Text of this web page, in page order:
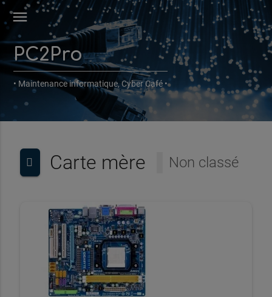
menu
PC2Pro
• Maintenance informatique, Cyber Café •
Carte mère Non classé